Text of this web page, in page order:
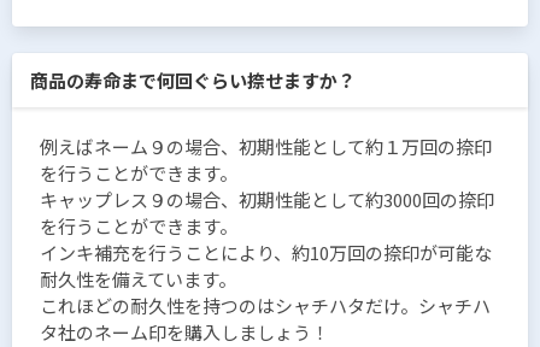
商品の寿命まで何回ぐらい捺せますか？
例えばネーム９の場合、初期性能として約１万回の捺印
を行うことができます。
キャップレス９の場合、初期性能として約3000回の捺印
を行うことができます。
インキ補充を行うことにより、約10万回の捺印が可能な
耐久性を備えています。
これほどの耐久性を持つのはシャチハタだけ。シャチハ
タ社のネーム印を購入しましょう！